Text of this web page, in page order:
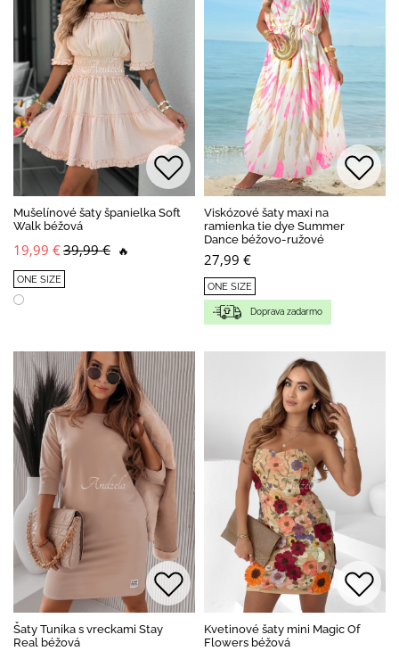
Mušelínové šaty španielka Soft
Walk béžová
19,99 €39,99 € 🔥
ONE SIZE
Viskózové šaty maxi na
ramienka tie dye Summer
Dance béžovo-ružové
27,99 €
ONE SIZE
Doprava zadarmo
Šaty Tunika s vreckami Stay
Real béžová
Kvetinové šaty mini Magic Of
Flowers béžová